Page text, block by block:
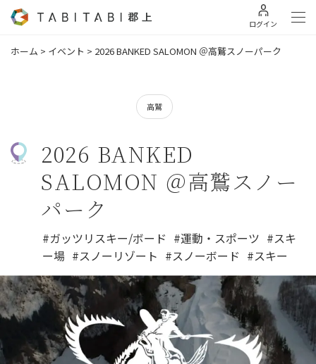
ログイン
ホーム > イベント > 2026 BANKED SALOMON ＠高鷲スノーパーク
高鷲
2026 BANKED
SALOMON ＠高鷲スノー
パーク
#ガッツリスキー/ボード #運動・スポーツ #スキ
ー場 #スノーリゾート #スノーボード #スキー